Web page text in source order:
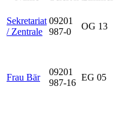
Sekretariat
/ Zentrale
09201
987-0
OG 13
Frau Bär
09201
987-16
EG 05